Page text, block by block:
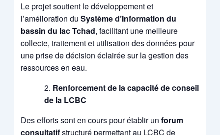
Le projet soutient le développement et
l’amélioration duSystème d’Information du
bassin du lac Tchad, facilitant une meilleure
collecte, traitement et utilisation des données pour
une prise de décision éclairée sur la gestion des
ressources en eau.
Renforcement de la capacité de conseil
de la LCBC
Des efforts sont en cours pour établir unforum
consultatifstructuré permettant au LCBC de